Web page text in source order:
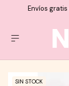
Envíos
SIN STOCK